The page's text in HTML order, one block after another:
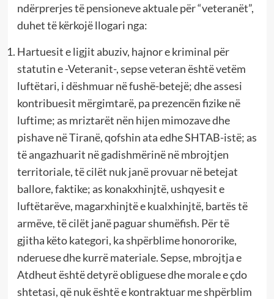
ndërprerjes të pensioneve aktuale për “veteranët”,
duhet të kërkojë llogari nga:
Hartuesit e ligjit abuziv, hajnor e kriminal për
statutin e -Veteranit-, sepse veteran është vetëm
luftëtari, i dëshmuar në fushë-betejë; dhe assesi
kontribuesit mërgimtarë, pa prezencën fizike në
luftime; as mriztarët nën hijen mimozave dhe
pishave në Tiranë, qofshin ata edhe SHTAB-istë; as
të angazhuarit në gadishmërinë në mbrojtjen
territoriale, të cilët nuk janë provuar në betejat
ballore, faktike; as konakxhinjtë, ushqyesit e
luftëtarëve, magarxhinjtë e kualxhinjtë, bartës të
armëve, të cilët janë paguar shumëfish. Për të
gjitha këto kategori, ka shpërblime honororike,
nderuese dhe kurrë materiale. Sepse, mbrojtja e
Atdheut është detyrë obliguese dhe morale e çdo
shtetasi, që nuk është e kontraktuar me shpërblim